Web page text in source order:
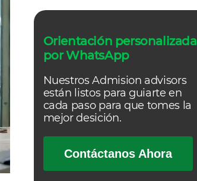
Orientación personalizada
por WhatsApp
Nuestros Admision advisors
están listos para guiarte en
cada paso para que tomes la
mejor desición.
Contáctanos Ahora